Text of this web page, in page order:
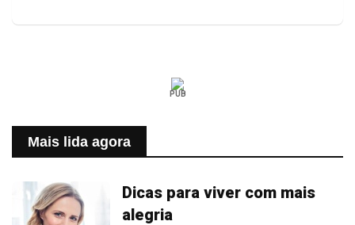
PUB
Mais lida agora
Dicas para viver com mais
alegria